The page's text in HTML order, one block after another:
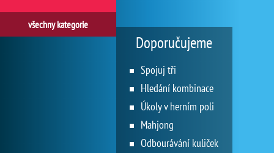
všechny kategorie
Doporučujeme
Spojuj tři
Hledání kombinace
Úkoly v herním poli
Mahjong
Odbourávání kuliček